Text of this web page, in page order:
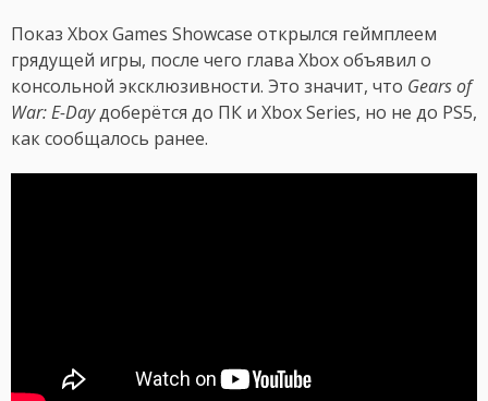
Показ Xbox Games Showcase открылся геймплеем
грядущей игры, после чего глава Xbox объявил о
консольной эксклюзивности. Это значит, что Gears of
War: E-Dayдоберётся до ПК и Xbox Series, но не до PS5,
как сообщалось ранее.